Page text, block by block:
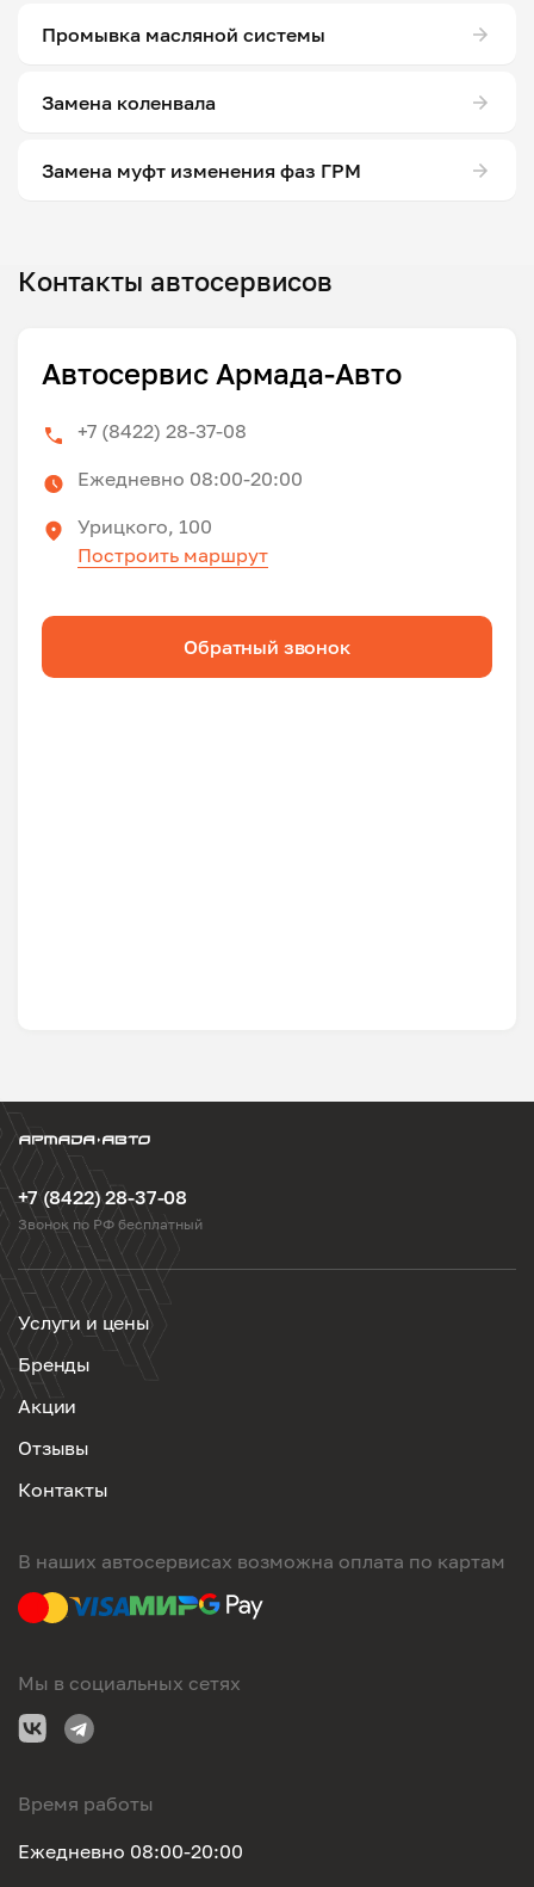
Промывка масляной системы
Замена коленвала
Замена муфт изменения фаз ГРМ
Контакты автосервисов
Автосервис Армада-Авто
+7 (8422) 28-37-08
Ежедневно 08:00-20:00
Урицкого, 100
Построить маршрут
Обратный звонок
+7 (8422) 28-37-08
Звонок по РФ бесплатный
Услуги и цены
Бренды
Акции
Отзывы
Контакты
В наших автосервисах возможна оплата по картам
Мы в социальных сетях
Время работы
Ежедневно 08:00-20:00